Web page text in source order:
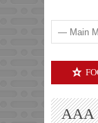
DEBITI
AAA